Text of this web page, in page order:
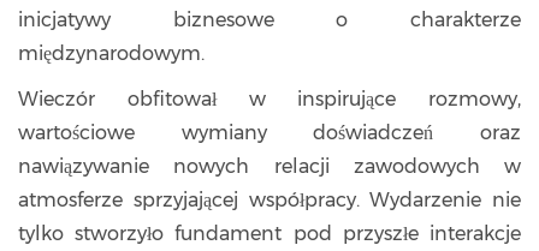
inicjatywy biznesowe o charakterze
międzynarodowym.
Wieczór obfitował w inspirujące rozmowy,
wartościowe wymiany doświadczeń oraz
nawiązywanie nowych relacji zawodowych w
atmosferze sprzyjającej współpracy. Wydarzenie nie
tylko stworzyło fundament pod przyszłe interakcje